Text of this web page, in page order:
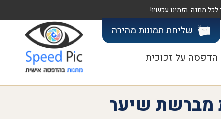
שליחת תמונות מהירה
הדפסה על זכוכית
מברשת שיער